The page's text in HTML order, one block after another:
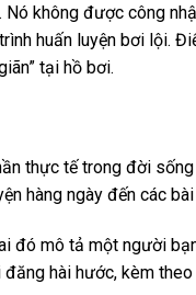
Nó không được công
huấn luyện bơi lội.
tại hồ bơi.
thực tế trong đời
hàng ngày đến các
đó mô tả một người
hài hước, kèm